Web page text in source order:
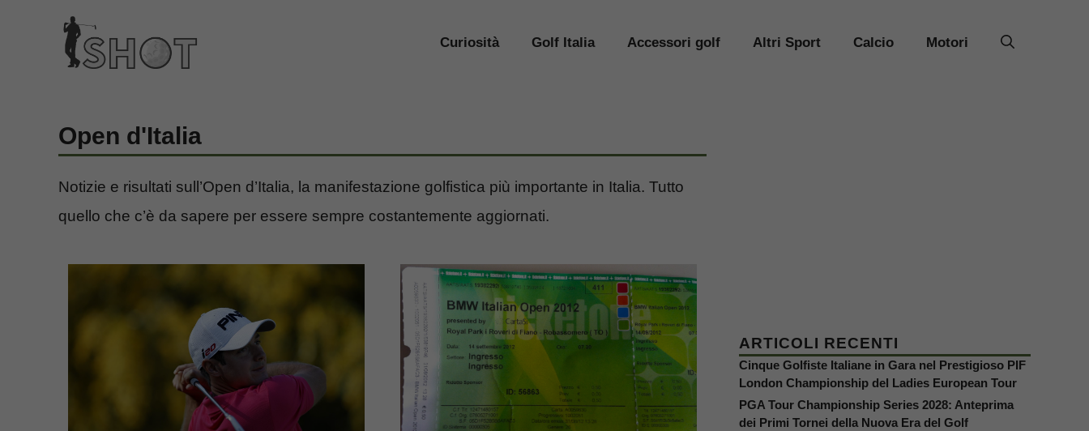
contenuto
Curiosità Golf Italia Accessori golf Altri Sport Calcio Motori
Open d'Italia
Notizie e risultati sull’Open d’Italia, la manifestazione golfistica più importante in Italia. Tutto
quello che c’è da sapere per essere sempre costantemente aggiornati.
ARTICOLI RECENTI
Cinque Golfiste Italiane in Gara nel Prestigioso PIF
London Championship del Ladies European Tour
PGA Tour Championship Series 2028: Anteprima
dei Primi Tornei della Nuova Era del Golf